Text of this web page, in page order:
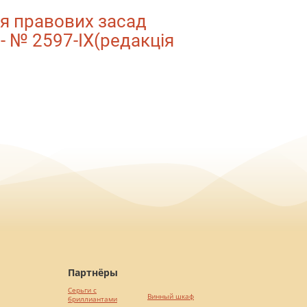
правових засад
- № 2597-IX(редакція
Партнёры
Серьги с
бриллиантами
Винный шкаф